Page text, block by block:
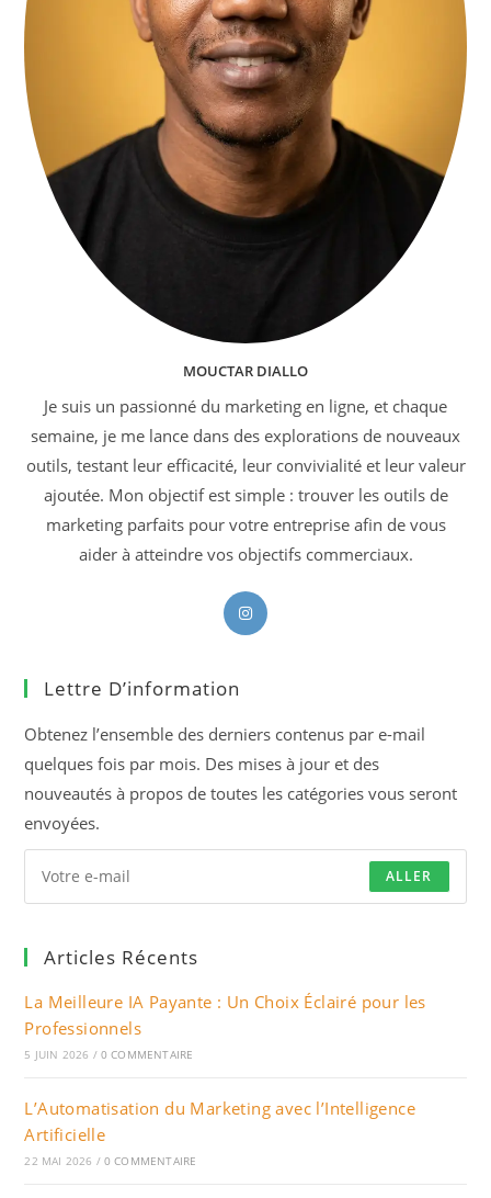
MOUCTAR DIALLO
Je suis un passionné du marketing en ligne, et chaque
semaine, je me lance dans des explorations de nouveaux
outils, testant leur efficacité, leur convivialité et leur valeur
ajoutée. Mon objectif est simple : trouver les outils de
marketing parfaits pour votre entreprise afin de vous
aider à atteindre vos objectifs commerciaux.
S’ouvre
Lettre D’information
Obtenez l’ensemble des derniers contenus par e-mail
quelques fois par mois. Des mises à jour et des
nouveautés à propos de toutes les catégories vous seront
envoyées.
ALLER
Articles Récents
La Meilleure IA Payante : Un Choix Éclairé pour les
Professionnels
5 JUIN 2026 / 0 COMMENTAIRE
L’Automatisation du Marketing avec l’Intelligence
Artificielle
22 MAI 2026 / 0 COMMENTAIRE